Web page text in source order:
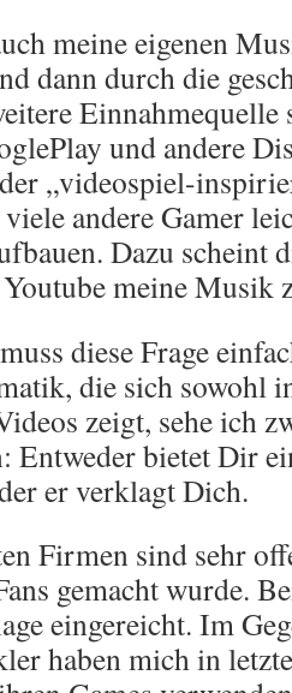
meine eigenen
dann durch die
und andere
„videospiel-
andere Gamer
Dazu scheint
meine Musik
diese Frage
die sich sowohl
zeigt, sehe ich
Entweder bietet Dir
er verklagt Dich.
Firmen sind sehr
gemacht wurde.
eingereicht. Im
haben mich in